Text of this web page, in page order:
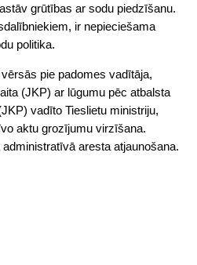
grūtības ar sodu piedzīšanu.
ir nepieciešama
politika.
pie padomes vadītāja,
(JKP) ar lūgumu pēc atbalsta
vadīto Tieslietu ministriju,
aktu grozījumu virzīšana.
aresta atjaunošana.